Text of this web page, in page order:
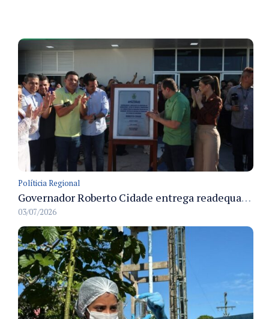
Políticia Regional
Governador Roberto Cidade entrega readequação do ambulatório da FCecon e amplia capacidade de atendimento oncológico em Manaus
03/07/2026